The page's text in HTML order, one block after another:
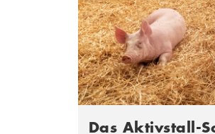
Das Aktivstall-